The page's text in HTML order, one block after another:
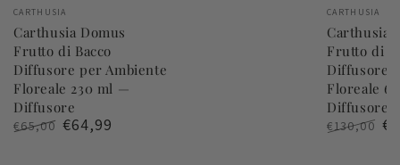
Venditore:
CARTHUSIA
Carthusia Domus
Frutto di Bacco
Diffusore per Ambiente
Floreale 230 ml —
Diffusore
€65,00 €64,99
Venditore:
CARTHUSIA
Carthusia
Frutto di
Diffusore
Floreale
Diffusore
€130,00